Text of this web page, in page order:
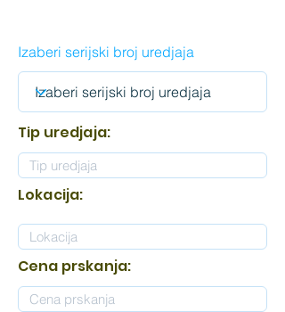
Izaberi serijski broj uredjaja
Tip uredjaja:
Lokacija:
Cena prskanja: